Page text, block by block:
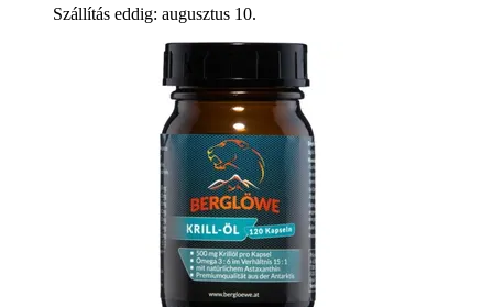
Szállítás eddig: augusztus 10.